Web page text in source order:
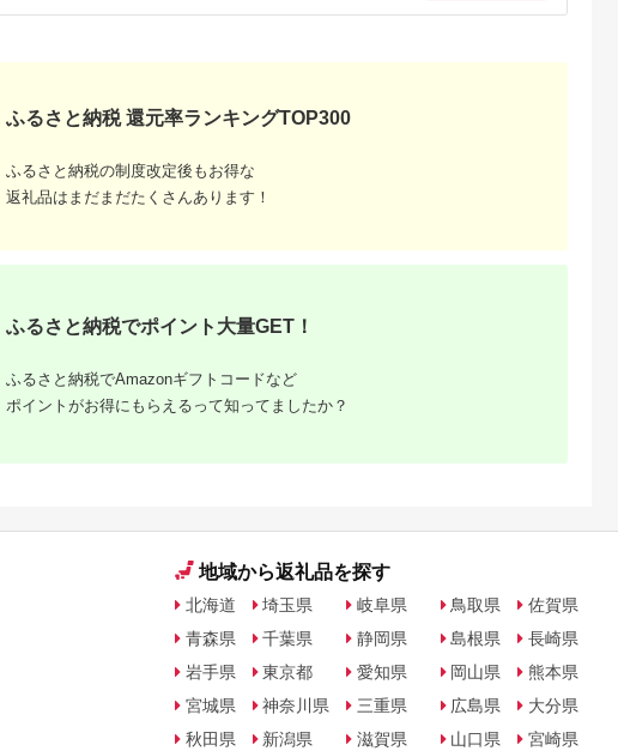
税
【ふるさと納税】【辻
ふるさと納税 ］
5.0
【ふるさと納税】〈定
納税 返礼品 支援 お取
ツ 果物 くだもの 野菜
わせ セット
5.0 5.0
ふるさと納税 還元率ランキングTOP300
ふるさと納税の制度改定後もお得な
返礼品はまだまだたくさんあります！
ふるさと納税でポイント大量GET！
ふるさと納税でAmazonギフトコードなど
ポイントがお得にもらえるって知ってましたか？
地域から返礼品を探す
北海道
青森県
岩手県
宮城県
秋田県
埼玉県
千葉県
東京都
神奈川県
新潟県
岐阜県
静岡県
愛知県
三重県
滋賀県
鳥取県
島根県
岡山県
広島県
山口県
佐賀県
長崎県
熊本県
大分県
宮崎県